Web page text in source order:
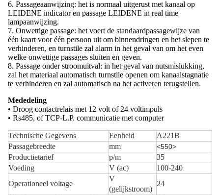
6. Passageaanwijzing: het is normaal uitgerust met kanaal op
LEIDENE indicator en passage LEIDENE in real time
lampaanwijzing.
7. Onwettige passage: het voert de standaardpassagewijze van
één kaart voor één persoon uit om binnendringen en het slepen te
verhinderen, en turnstile zal alarm in het geval van om het even
welke onwettige passages sluiten en geven.
8. Passage onder stroomuitval: in het geval van nutsmislukking,
zal het materiaal automatisch turnstile openen om kanaalstagnatie
te verhinderen en zal automatisch na het activeren terugstellen.
Mededeling
• Droog contactrelais met 12 volt of 24 voltimpuls
• Rs485, of TCP-L.P. communicatie met computer
Technische Gegevens Eenheid
A221B
Passagebreedte
mm <550>
Productietarief p/m
35
Voeding
V (ac)
100-240
Operationeel voltage
V
(gelijkstroom)
24